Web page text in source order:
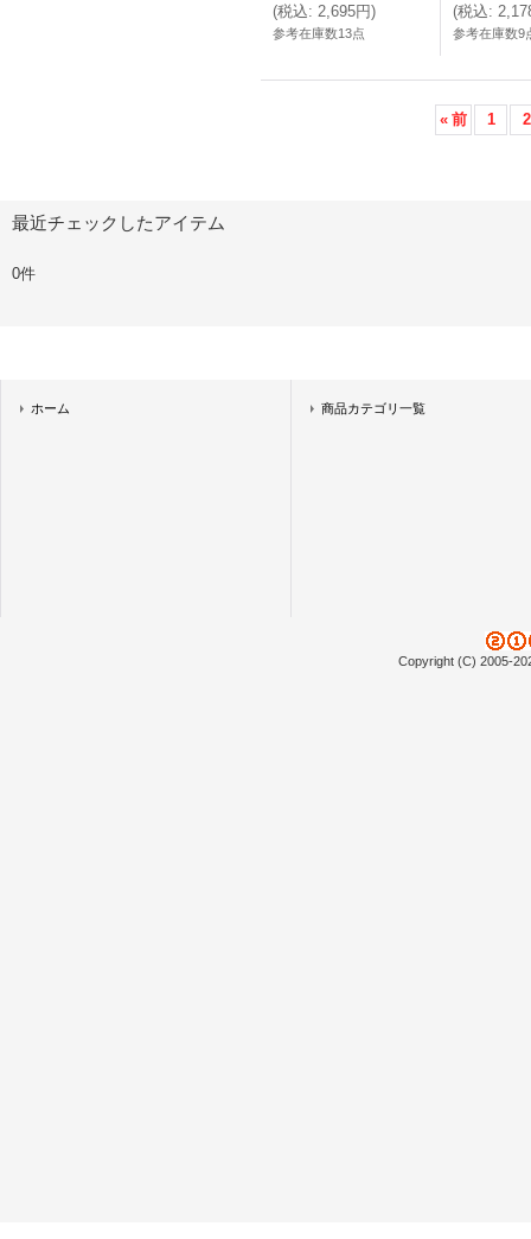
(税込: 2,695円)
参考在庫数13点
(税込:
参考在庫数9
« 前 1 2
最近チェックしたアイテム
0件
ホーム 商品カテゴリ一覧
Copyright (C) 2005-